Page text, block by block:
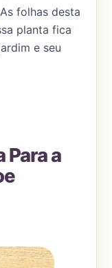
folhas desta
planta fica
e seu
Para a